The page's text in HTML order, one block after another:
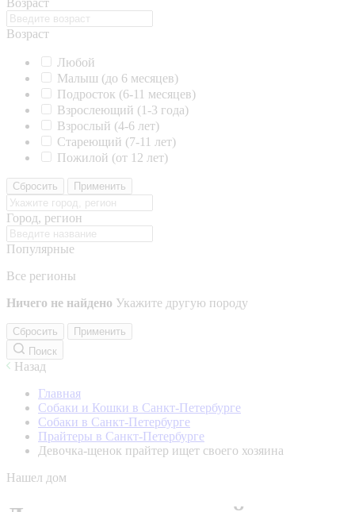
Возраст
Возраст
Любой
Малыш (до 6 месяцев)
Подросток (6-11 месяцев)
Взрослеющий (1-3 года)
Взрослый (4-6 лет)
Стареющий (7-11 лет)
Пожилой (от 12 лет)
Сбросить Применить
Город, регион
Популярные
Все регионы
Ничего не найдено Укажите другую породу
Сбросить
Применить
Поиск
Назад
Главная
Собаки и Кошки в Санкт-Петербурге
Собаки в Санкт-Петербурге
Прайтеры в Санкт-Петербурге
Девочка-щенок прайтер ищет своего хозяина
Нашел дом